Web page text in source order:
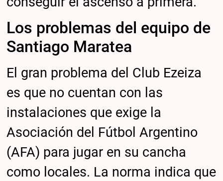
Los problemas del equipo de
Santiago Maratea
El gran problema del Club Ezeiza
es que no cuentan con las
instalaciones que exige la
Asociación del Fútbol Argentino
(AFA) para jugar en su cancha
como locales. La norma indica que